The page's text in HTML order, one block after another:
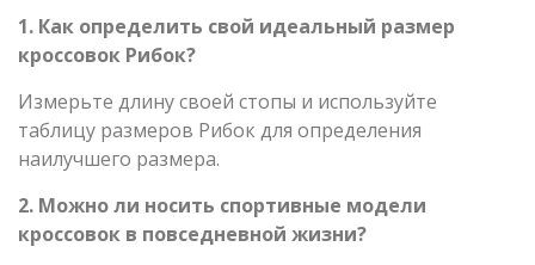
1. Как определить свой идеальный размер
кроссовок Рибок?
Измерьте длину своей стопы и используйте
таблицу размеров Рибок для определения
наилучшего размера.
2. Можно ли носить спортивные модели
кроссовок в повседневной жизни?